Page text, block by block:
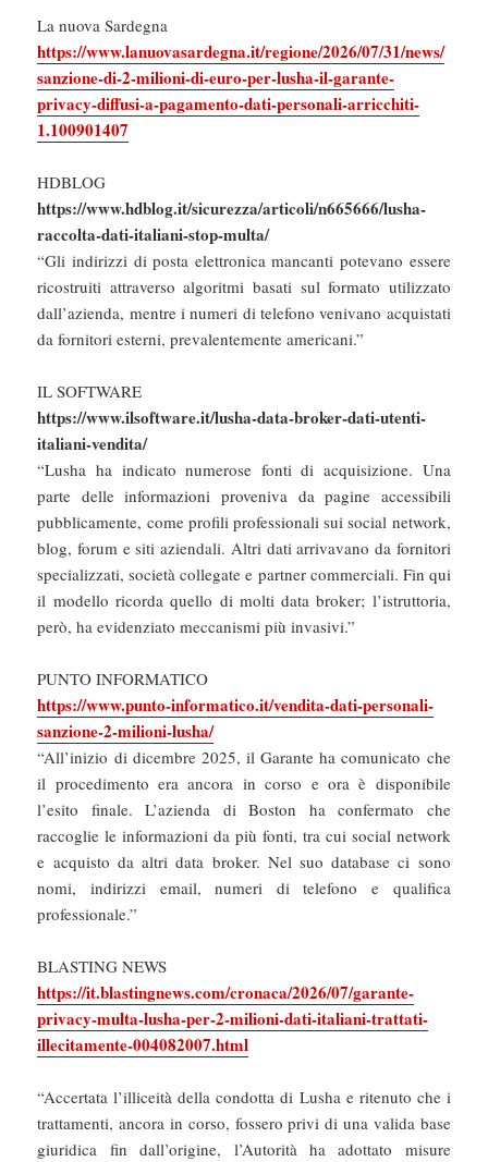
La nuova Sardegna
https://www.lanuovasardegna.it/regione/2026/07/31/news/
sanzione-di-2-milioni-di-euro-per-lusha-il-garante-
privacy-diffusi-a-pagamento-dati-personali-arricchiti-
1.100901407
HDBLOG
https://www.hdblog.it/sicurezza/articoli/n665666/lusha-
raccolta-dati-italiani-stop-multa/
“Gli indirizzi di posta elettronica mancanti potevano essere
ricostruiti attraverso algoritmi basati sul formato utilizzato
dall’azienda, mentre i numeri di telefono venivano acquistati
da fornitori esterni, prevalentemente americani.”
IL SOFTWARE
https://www.ilsoftware.it/lusha-data-broker-dati-utenti-
italiani-vendita/
“Lusha ha indicato numerose fonti di acquisizione. Una
parte delle informazioni proveniva da pagine accessibili
pubblicamente, come profili professionali sui social network,
blog, forum e siti aziendali. Altri dati arrivavano da fornitori
specializzati, società collegate e partner commerciali. Fin qui
il modello ricorda quello di molti data broker; l’istruttoria,
però, ha evidenziato meccanismi più invasivi.”
PUNTO INFORMATICO
https://www.punto-informatico.it/vendita-dati-personali-
sanzione-2-milioni-lusha/
“All’inizio di dicembre 2025, il Garante ha comunicato che
il procedimento era ancora in corso e ora è disponibile
l’esito finale. L’azienda di Boston ha confermato che
raccoglie le informazioni da più fonti, tra cui social network
e acquisto da altri data broker. Nel suo database ci sono
nomi, indirizzi email, numeri di telefono e qualifica
professionale.”
BLASTING NEWS
https://it.blastingnews.com/cronaca/2026/07/garante-
privacy-multa-lusha-per-2-milioni-dati-italiani-trattati-
illecitamente-004082007.html
“Accertata l’illiceità della condotta di Lusha e ritenuto che i
trattamenti, ancora in corso, fossero privi di una valida base
giuridica fin dall’origine, l’Autorità ha adottato misure